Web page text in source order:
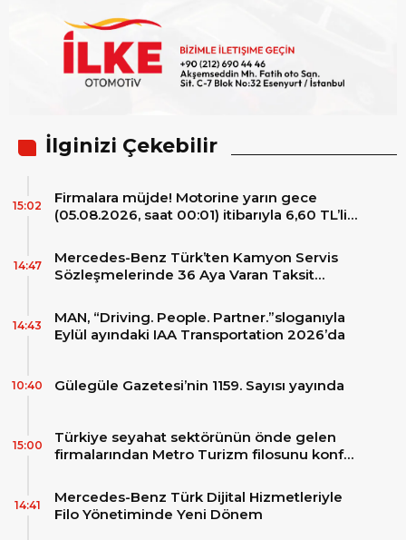
İlginizi Çekebilir
Firmalara müjde! Motorine yarın gece
(05.08.2026, saat 00:01) itibarıyla 6,60 TL’lik
15:02
Mercedes-Benz Türk’ten Kamyon Servis
Sözleşmelerinde 36 Aya Varan Taksit
14:47
MAN, “Driving. People. Partner.”sloganıyla
Eylül ayındaki IAA Transportation 2026’da
14:43
Gülegüle Gazetesi’nin 1159. Sayısı yayında
10:40
Türkiye seyahat sektörünün önde gelen
firmalarından Metro Turizm filosunu konfor
MAN Skyliner ile güçlendirdi!
15:00
Mercedes-Benz Türk Dijital Hizmetleriyle
Filo Yönetiminde Yeni Dönem
14:41